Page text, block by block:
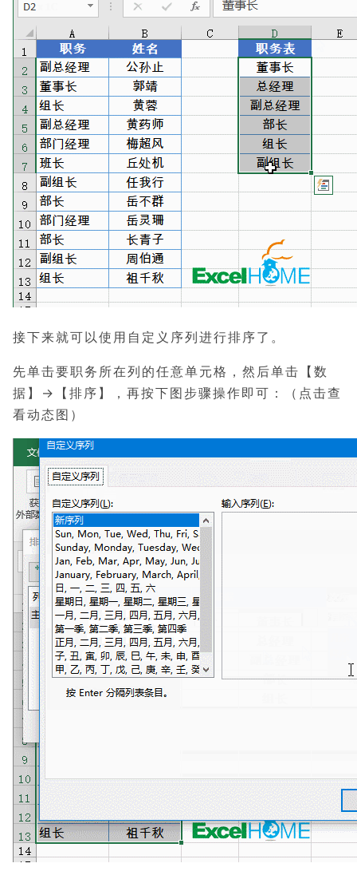
接下来就可以使用自定义序列进行排序了。
先单击要职务所在列的任意单元格，然后单击【数
据】→【排序】，再按下图步骤操作即可：
（点击查
看动态图）